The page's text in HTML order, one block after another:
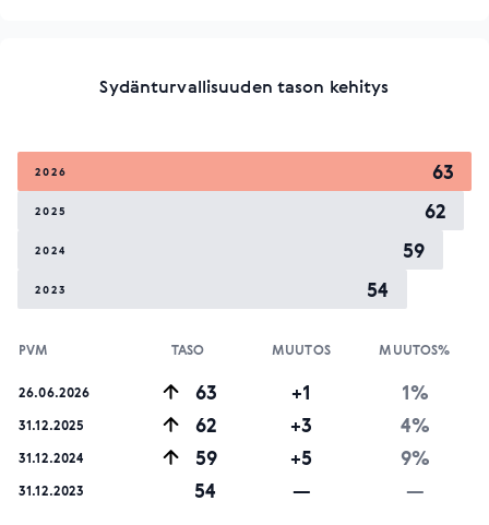
Sydänturvallisuuden tason kehitys
2026 63
2025 62
2024 59
2023 54
PVM TASO MUUTOS MUUTOS%
26.06.2026 63 +1 1%
31.12.2025 62 +3 4%
31.12.2024 59 +5 9%
31.12.2023 54 — —